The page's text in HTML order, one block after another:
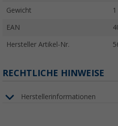
Gewicht
EAN
Hersteller Artikel-Nr.
RECHTLICHE HINWEISE
Herstellerinformationen